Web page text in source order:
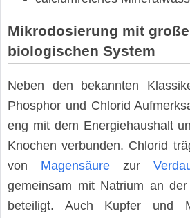
Mikrodosierung mit
biologischen System
Neben den bekannten
Phosphor und Chlorid
eng mit dem Energiehaushalt
Knochen verbunden. Chlorid
von Magensäurezur
gemeinsam mit Natrium an
beteiligt. Auch Kupfer und